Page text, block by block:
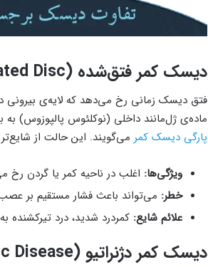
دیسک کمر فتق‌شده (Herniated Disc)
فتق دیسک زمانی رخ می‌دهد که لایه‌ی
ماده‌ی ژل‌مانند داخلی (نوکلئوس پالپوزوس)
پارگی دیسک کمر می‌گویند. این حالت از
ویژگی‌ها: اغلب در ناحیه کمر یا گردن رخ
خطر: می‌تواند باعث فشار مستقیم بر
علائم شایع: کمردرد شدید، درد
دیسک کمر دژنراتیو (Degenerative Disc Disease)